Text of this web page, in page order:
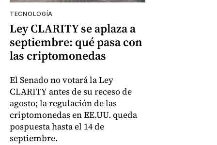
TECNOLOGÍA
Ley CLARITY se aplaza a
septiembre: qué pasa con
las criptomonedas
El Senado no votará la Ley
CLARITY antes de su receso de
agosto; la regulación de las
criptomonedas en EE.UU. queda
pospuesta hasta el 14 de
septiembre.